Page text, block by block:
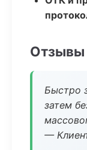
Отзывы
Быстро
затем
—